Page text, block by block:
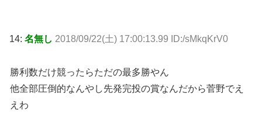
14: 名無し 2018/09/22(土) 17:00:13.99 ID:/sMkqKrV0
勝利数だけ競ったらただの最多勝やん
他全部圧倒的なんやし先発完投の賞なんだから菅野でえ
えわ